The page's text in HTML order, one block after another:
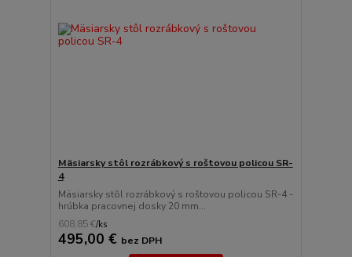
Mäsiarsky stôl rozrábkový s roštovou policou SR-
4
Mäsiarsky stôl rozrábkový s roštovou policou SR-4 -
hrúbka pracovnej dosky 20 mm...
608,85 €/ks
495,00 € bez DPH